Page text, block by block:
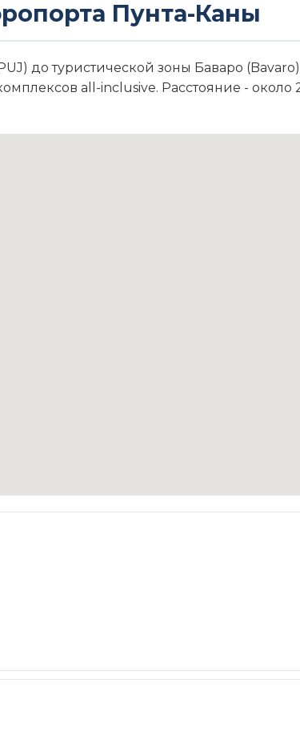
Пунта-Каны
до туристической зоны Баваро
all-inclusive. Расстояние - около